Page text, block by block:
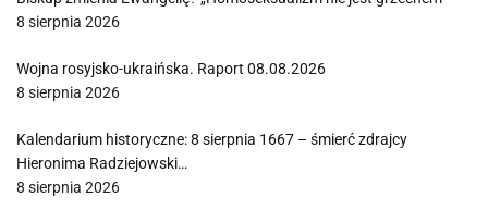
8 sierpnia 2026
Wojna rosyjsko-ukraińska. Raport 08.08.2026
8 sierpnia 2026
Kalendarium historyczne: 8 sierpnia 1667 – śmierć zdrajcy
Hieronima Radziejowski…
8 sierpnia 2026